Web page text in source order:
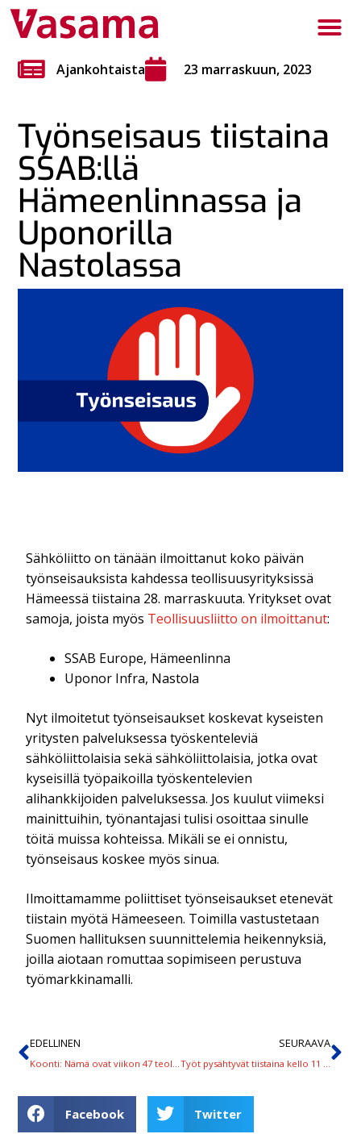
Ajankohtaista 23 marraskuun, 2023
Työnseisaus tiistaina
SSAB:llä
Hämeenlinnassa ja
Uponorilla
Nastolassa
Sähköliitto on tänään ilmoittanut koko päivän
työnseisauksista kahdessa teollisuusyrityksissä
Hämeessä tiistaina 28. marraskuuta. Yritykset ovat
samoja, joista myös Teollisuusliitto on ilmoittanut:
SSAB Europe, Hämeenlinna
Uponor Infra, Nastola
Nyt ilmoitetut työnseisaukset koskevat kyseisten
yritysten palveluksessa työskenteleviä
sähköliittolaisia sekä sähköliittolaisia, jotka ovat
kyseisillä työpaikoilla työskentelevien
alihankkijoiden palveluksessa. Jos kuulut viimeksi
mainittuihin, työnantajasi tulisi osoittaa sinulle
töitä muissa kohteissa. Mikäli se ei onnistu,
työnseisaus koskee myös sinua.
Ilmoittamamme poliittiset työnseisaukset etenevät
tiistain myötä Hämeeseen. Toimilla vastustetaan
Suomen hallituksen suunnittelemia heikennyksiä,
joilla aiotaan romuttaa sopimiseen perustuva
työmarkkinamalli.
EDELLINEN SEURAAVA
Facebook Twitter